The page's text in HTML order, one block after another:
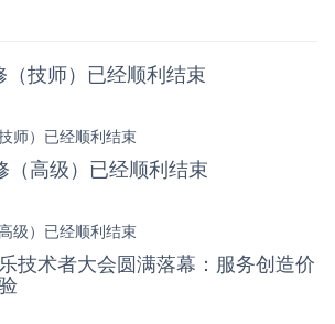
（技师）已经顺利结束
师）已经顺利结束
（高级）已经顺利结束
级）已经顺利结束
技术者大会圆满落幕：服务创造价